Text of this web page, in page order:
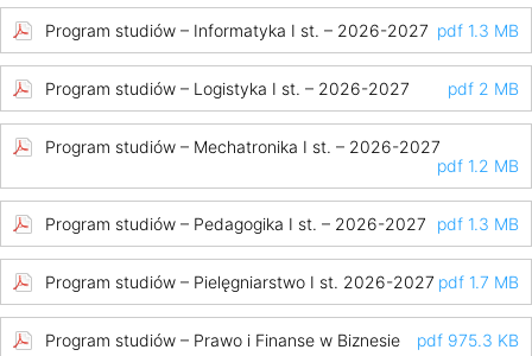
Program studiów – Informatyka I st. – 2026-2027 pdf 1.3 MB
Program studiów – Logistyka I st. – 2026-2027 pdf 2 MB
Program studiów – Mechatronika I st. – 2026-2027
pdf 1.2 MB
Program studiów – Pedagogika I st. – 2026-2027 pdf 1.3 MB
Program studiów – Pielęgniarstwo I st. 2026-2027 pdf 1.7 MB
Program studiów – Prawo i Finanse w Biznesie pdf 975.3 KB